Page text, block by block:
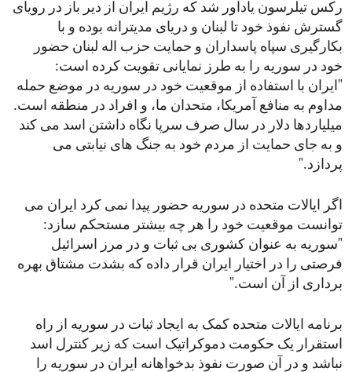
رکس تیلرسون یادآور شد که رژیم ایران از دیر باز در رویای
گسترش نفوذ خود تا لبنان و دریای مدیترانه بوده و با
بکارگیری سپاه پاسداران و حمایت حزب اله لبنان حضور
خود در سوریه را به طرز نمایانی تقویت کرده است:
"ایران با استفاده از موقعیت خود در سوریه در موضع حمله
مداوم به منافع آمریکا، متحدان ما، و افراد در منطقه است.
میلیاردها دلار در سال صرف سرپا نگاه داشتن اسد می کند
و به جای حمایت از مردم خود به جنگ های نیابتی می
پردازد."
اگر ایالات متحده در سوریه حضور پیدا نمی کرد ایران می
توانست موقعیت خود را هر چه بیشتر مستحکم سازد:
"سوریه به عنوان کشوری بی ثبات و در مرز اسرائیل
فرصتی را در اختیار ایران قرار داده که بشدت مشتاق بهره
برداری از آن است."
برنامه ایالات متحده کمک به ایجاد ثبات در سوریه از راه
استقرار یک حکومت دموکراتیک است که زیر کنترل اسد
نباشد و در آن صورت نفوذ بدخواهانه ایران در سوریه را